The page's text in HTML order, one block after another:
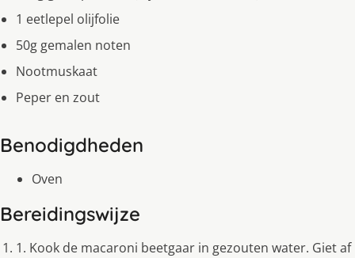
1 eetlepel olijfolie
50g gemalen noten
Nootmuskaat
Peper en zout
Benodigdheden
Oven
Bereidingswijze
1. Kook de macaroni beetgaar in gezouten water. Giet af